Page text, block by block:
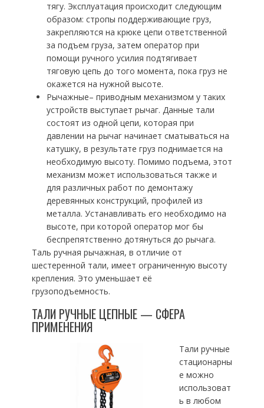
тягу. Эксплуатация происходит следующим
образом: стропы поддерживающие груз,
закрепляются на крюке цепи ответственной
за подъем груза, затем оператор при
помощи ручного усилия подтягивает
тяговую цепь до того момента, пока груз не
окажется на нужной высоте.
Рычажные– приводным механизмом у таких
устройств выступает рычаг. Данные тали
состоят из одной цепи, которая при
давлении на рычаг начинает сматываться на
катушку, в результате груз поднимается на
необходимую высоту. Помимо подъема, этот
механизм может использоваться также и
для различных работ по демонтажу
деревянных конструкций, профилей из
металла. Устанавливать его необходимо на
высоте, при которой оператор мог бы
беспрепятственно дотянуться до рычага.
Таль ручная рычажная, в отличие от
шестеренной тали, имеет ограниченную высоту
крепления. Это уменьшает её
грузоподъемность.
ТАЛИ РУЧНЫЕ ЦЕПНЫЕ — СФЕРА
ПРИМЕНЕНИЯ
Тали ручные
стационарны
е можно
использоват
ь в любом